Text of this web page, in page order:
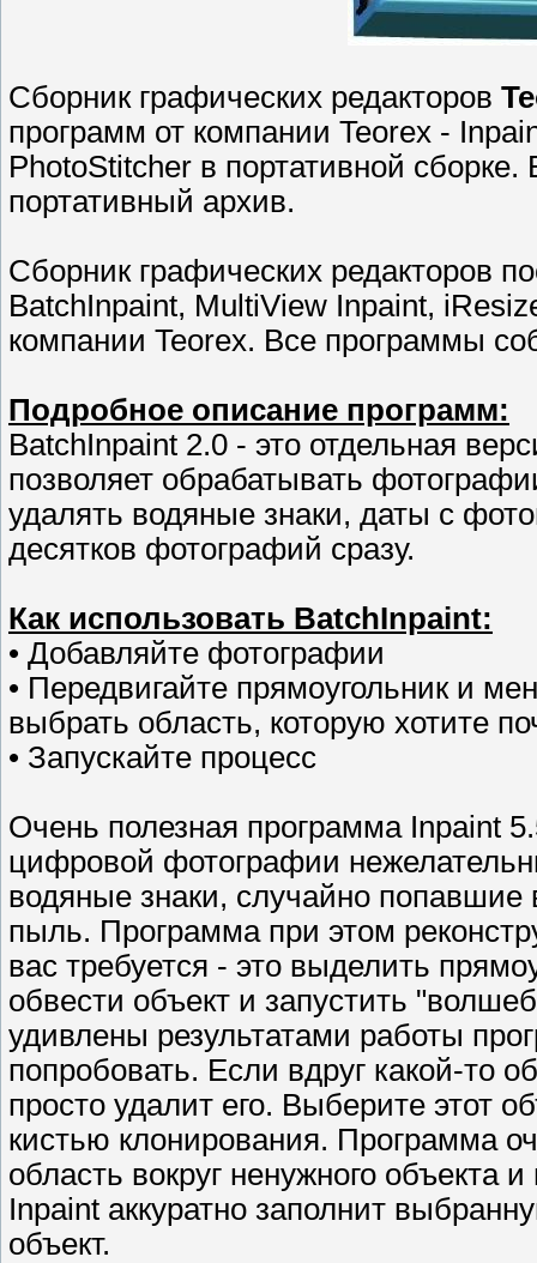
Сборник графических редакторов
программ от компании Teorex -
PhotoStitcher в портативной
портативный архив.
Сборник графических редакторов
BatchInpaint, MultiView Inpaint,
компании Teorex. Все программы
Подробное описание программ:
BatchInpaint 2.0 - это отдельная
позволяет обрабатывать
удалять водяные знаки, даты с
десятков фотографий сразу.
Как использовать BatchInpaint:
• Добавляйте фотографии
• Передвигайте прямоугольник и
выбрать область, которую хотите
• Запускайте процесс
Очень полезная программа Inpaint
цифровой фотографии
водяные знаки, случайно попавшие
пыль. Программа при этом
вас требуется - это выделить
обвести объект и запустить
удивлены результатами работы
попробовать. Если вдруг какой-то
просто удалит его. Выберите этот
кистью клонирования. Программа
область вокруг ненужного объекта
Inpaint аккуратно заполнит
объект.